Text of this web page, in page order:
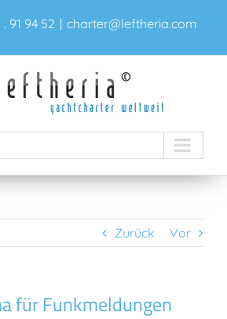
91 94 52 | charter@leftheria.com
Zurück Vor
für Funkmeldungen